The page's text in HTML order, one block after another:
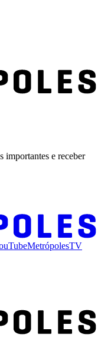
importantes e receber
MetrópolesTV